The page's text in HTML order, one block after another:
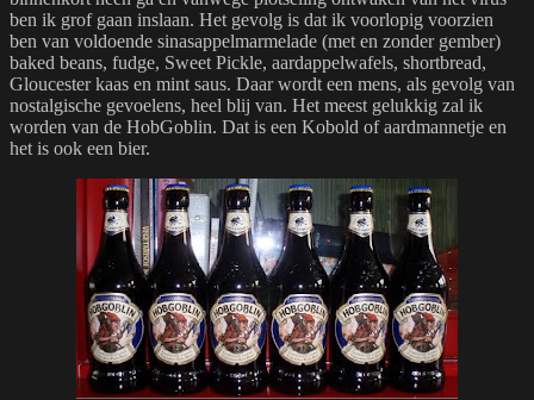
ben ik grof gaan inslaan. Het gevolg is dat ik voorlopig voorzien
ben van voldoende sinasappelmarmelade (met en zonder gember)
baked beans, fudge, Sweet Pickle, aardappelwafels, shortbread,
Gloucester kaas en mint saus. Daar wordt een mens, als gevolg van
nostalgische gevoelens, heel blij van. Het meest gelukkig zal ik
worden van de HobGoblin. Dat is een Kobold of aardmannetje en
het is ook een bier.